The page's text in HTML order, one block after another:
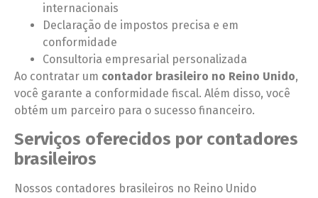
internacionais
Declaração de impostos precisa e em
conformidade
Consultoria empresarial personalizada
Ao contratar um contador brasileiro no Reino Unido,
você garante a conformidade fiscal. Além disso, você
obtém um parceiro para o sucesso financeiro.
Serviços oferecidos por contadores
brasileiros
Nossos contadores brasileiros no Reino Unido